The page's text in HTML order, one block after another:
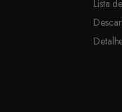
Lista